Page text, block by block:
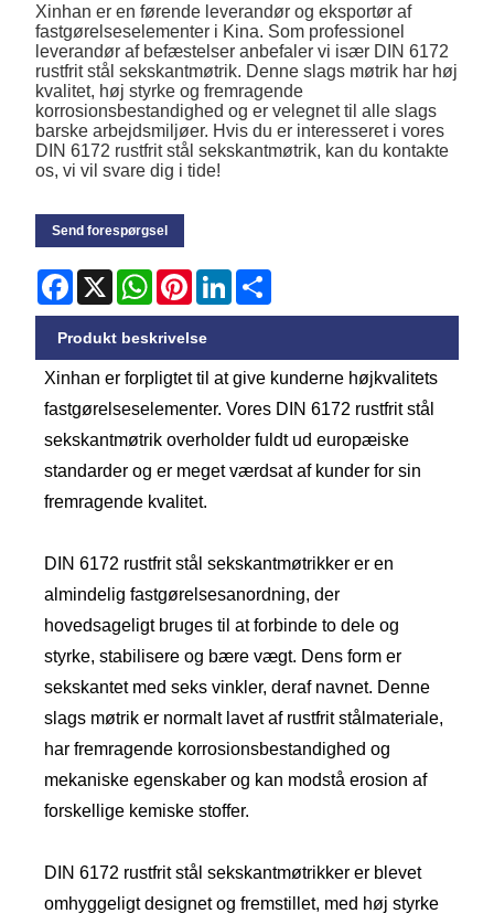
Xinhan er en førende leverandør og eksportør af
fastgørelseselementer i Kina. Som professionel
leverandør af befæstelser anbefaler vi især DIN 6172
rustfrit stål sekskantmøtrik. Denne slags møtrik har høj
kvalitet, høj styrke og fremragende
korrosionsbestandighed og er velegnet til alle slags
barske arbejdsmiljøer. Hvis du er interesseret i vores
DIN 6172 rustfrit stål sekskantmøtrik, kan du kontakte
os, vi vil svare dig i tide!
Send forespørgsel
Facebook
X WhatsApp
PinterestLinkedIn
Produkt beskrivelse
Xinhan er forpligtet til at give kunderne højkvalitets
fastgørelseselementer. Vores DIN 6172 rustfrit stål
sekskantmøtrik overholder fuldt ud europæiske
standarder og er meget værdsat af kunder for sin
fremragende kvalitet.
DIN 6172 rustfrit stål sekskantmøtrikker er en
almindelig fastgørelsesanordning, der
hovedsageligt bruges til at forbinde to dele og
styrke, stabilisere og bære vægt. Dens form er
sekskantet med seks vinkler, deraf navnet. Denne
slags møtrik er normalt lavet af rustfrit stålmateriale,
har fremragende korrosionsbestandighed og
mekaniske egenskaber og kan modstå erosion af
forskellige kemiske stoffer.
DIN 6172 rustfrit stål sekskantmøtrikker er blevet
omhyggeligt designet og fremstillet, med høj styrke